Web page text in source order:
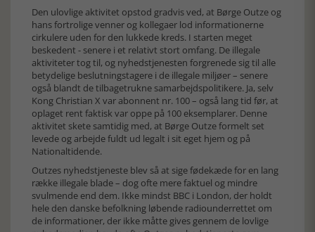
Den ulovlige aktivitet opstod gradvis ved, at Børge Outze og
hans fortrolige venner og kollegaer lod informationerne
cirkulere uden for den lukkede kreds. I starten meget
beskedent - senere i et relativt stort omfang. De illegale
aktiviteter tog til, og nyhedstjenesten forgrenede sig til alle
betydelige beslutningstagere i de illegale miljøer – senere
også blandt de tilbagetrukne samarbejdspolitikere. Ja, selv
Kong Christian X var abonnent nr. 100 – også lang tid før, at
oplaget rent faktisk var oppe på 100 eksemplarer. Denne
aktivitet skete samtidig med, at Børge Outze formelt set
levede og arbejde fuldt ud legalt i sit eget hjem og på
Nationaltidende.
Outzes nyhedstjeneste blev så at sige fødekæde for en lang
række illegale blade – dog ofte mere faktuel og mindre
svulmende end dem. Ikke mindst BBC i London, der holdt
hele den danske befolkning løbende radiounderrettet om
de informationer, der ikke måtte gives gennem de lovlige